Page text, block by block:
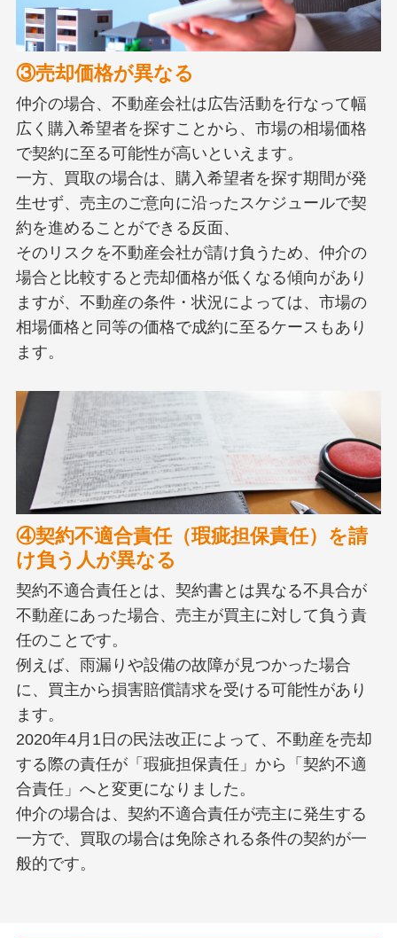
③売却価格が異なる
仲介の場合、不動産会社は広告活動を行なって幅
広く購入希望者を探すことから、市場の相場価格
で契約に至る可能性が高いといえます。
一方、買取の場合は、購入希望者を探す期間が発
生せず、売主のご意向に沿ったスケジュールで契
約を進めることができる反面、
そのリスクを不動産会社が請け負うため、仲介の
場合と比較すると売却価格が低くなる傾向があり
ますが、不動産の条件・状況によっては、市場の
相場価格と同等の価格で成約に至るケースもあり
ます。
④契約不適合責任（瑕疵担保責任）を請
け負う人が異なる
契約不適合責任とは、契約書とは異なる不具合が
不動産にあった場合、売主が買主に対して負う責
任のことです。
例えば、雨漏りや設備の故障が見つかった場合
に、買主から損害賠償請求を受ける可能性があり
ます。
2020年4月1日の民法改正によって、不動産を売却
する際の責任が「瑕疵担保責任」から「契約不適
合責任」へと変更になりました。
仲介の場合は、契約不適合責任が売主に発生する
一方で、買取の場合は免除される条件の契約が一
般的です。